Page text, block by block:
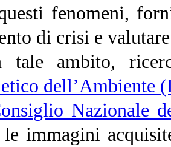
fenomeni,
di crisi e
tale ambito,
dell’Ambiente
Nazionale
immagini